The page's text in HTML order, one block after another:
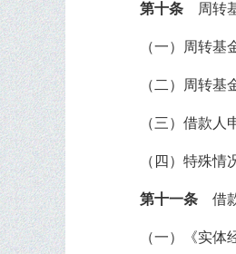
第十条 周转
（一）周转
（二）周转基
（三）借款人
（四）特殊情
第十一条 借
（一）《实